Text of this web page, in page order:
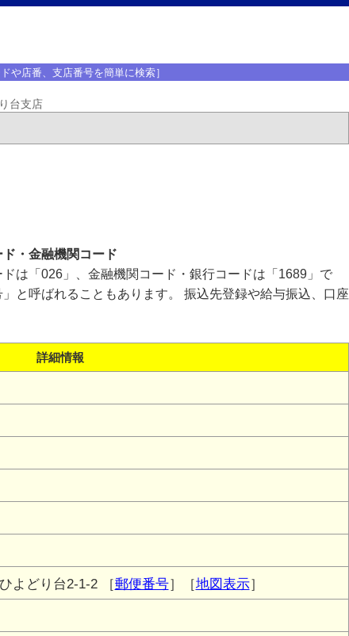
や店番、支店番号を簡単に検索］
台支店
・金融機関コード
は「026」、金融機関コード・銀行コードは「1689」で
と呼ばれることもあります。 振込先登録や給与振込、口座
詳細情報
よどり台2-1-2 ［郵便番号］［地図表示］